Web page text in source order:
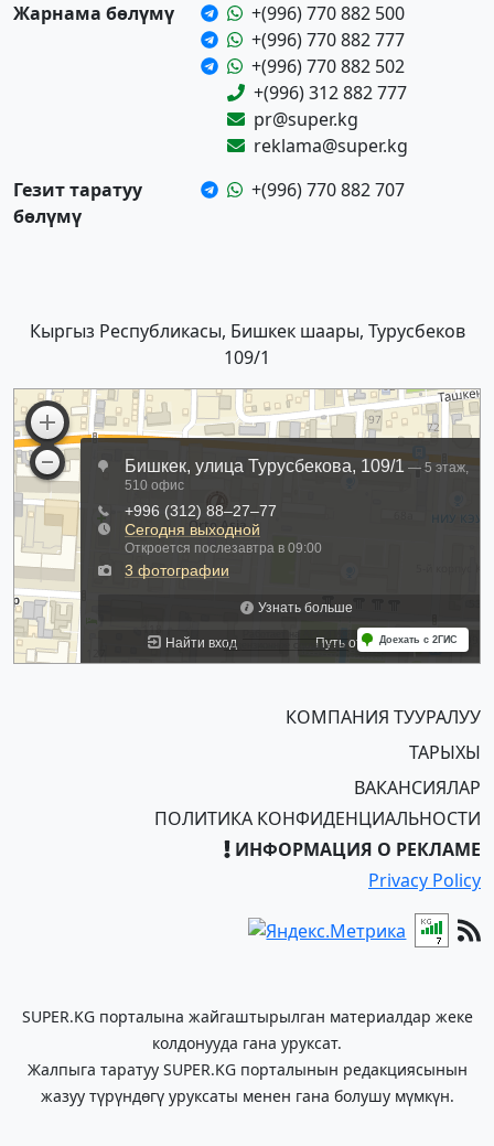
Жарнама бөлүмү
+(996) 770 882 500
+(996) 770 882 777
+(996) 770 882 502
+(996) 312 882 777
pr@super.kg
reklama@super.kg
Гезит таратуу
бөлүмү
+(996) 770 882 707
Кыргыз Республикасы, Бишкек шаары, Турусбеков
109/1
КОМПАНИЯ ТУУРАЛУУ
ТАРЫХЫ
ВАКАНСИЯЛАР
ПОЛИТИКА КОНФИДЕНЦИАЛЬНОСТИ
ИНФОРМАЦИЯ О РЕКЛАМЕ
Privacy Policy
SUPER.KG порталына жайгаштырылган материалдар жеке
колдонууда гана уруксат.
Жалпыга таратуу SUPER.KG порталынын редакциясынын
жазуу түрүндөгү уруксаты менен гана болушу мүмкүн.